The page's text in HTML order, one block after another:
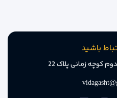
باشید
کوچه زمانی پلاک 22